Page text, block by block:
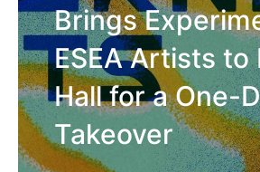
Brings
ESEA Artists to
Hall for a One-
Takeover